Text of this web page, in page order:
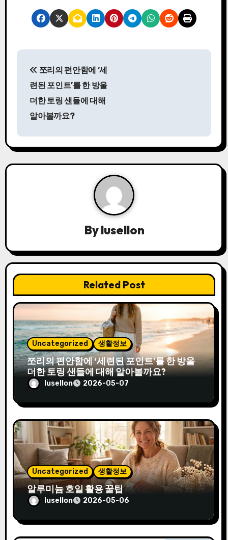
글
탐
색
쪼리의 편안함에 ‘세
련된 포인트’를 한 방울
더한 토링 샌들에 대해
알아볼까요?
Bylusellon
Related Post
Uncategorized 생활정보
쪼리의 편안함에 ‘세련된 포인트’를 한 방울
더한 토링 샌들에 대해 알아볼까요?
lusellon 2026-05-07
Uncategorized 생활정보
알루미늄 호일 활용 꿀팁
lusellon 2026-05-06